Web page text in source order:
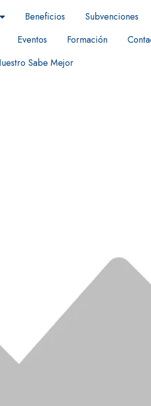
Beneficios
Subvenciones
Eventos Formación
Sabe Mejor